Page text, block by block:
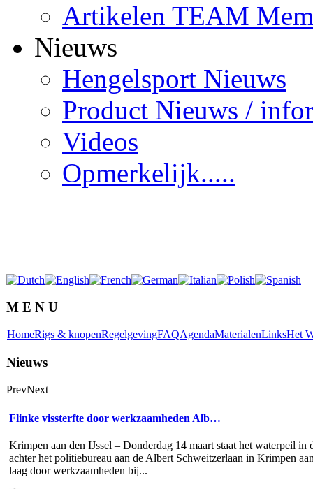
Artikelen TEAM
Nieuws
Hengelsport Nieuws
Product Nieuws /
Videos
Opmerkelijk.....
M E N U
HomeRigs & knopenRegelgevingFAQAgendaMaterialenLinksHet
Nieuws
PrevNext
Flinke vissterfte door werkzaamheden Alb…
Krimpen aan den IJssel – Donderdag 14 maart staat het waterpeil in
achter het politiebureau aan de Albert Schweitzerlaan in Krimpen
laag door werkzaamheden bij...